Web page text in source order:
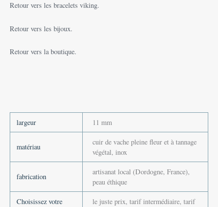
Retour vers les bracelets viking.
Retour vers les bijoux.
Retour vers la boutique.
largeur 11 mm
matériau
cuir de vache pleine fleur et à tannage
végétal, inox
fabrication
artisanat local (Dordogne, France),
peau éthique
Choisissez votre
le juste prix, tarif intermédiaire, tarif